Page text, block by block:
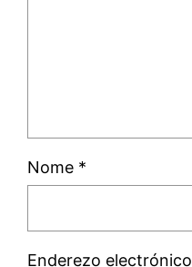
Nome *
Enderezo electrónico